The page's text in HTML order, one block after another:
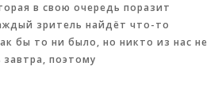
в свою очередь поразит
зритель найдёт что-то
бы то ни было, но никто из нас не
поэтому